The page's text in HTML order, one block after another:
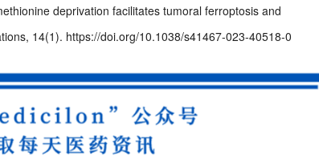
deprivation facilitates tumoral ferroptosis and
14(1). https://doi.org/10.1038/s41467-023-40518-0